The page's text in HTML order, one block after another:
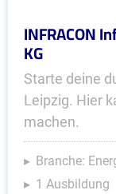
INFRACON
KG
Starte deine
Leipzig. Hier
machen.
Branche:
1 Ausbildung